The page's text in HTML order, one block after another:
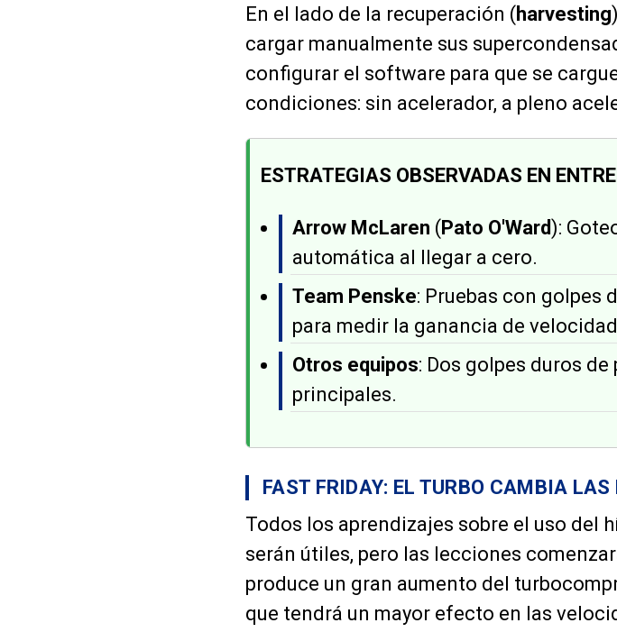
En el lado de la recuperación (harvesting
cargar manualmente sus
configurar el software para que se
condiciones: sin acelerador, a pleno
ESTRATEGIAS OBSERVADAS EN
Arrow McLaren (Pato O'Ward):
automática al llegar a cero.
Team Penske: Pruebas con golpes
para medir la ganancia de
Otros equipos: Dos golpes duros
principales.
FAST FRIDAY: EL TURBO CAMBIA LAS
Todos los aprendizajes sobre el uso del
serán útiles, pero las lecciones
produce un gran aumento del
que tendrá un mayor efecto en las